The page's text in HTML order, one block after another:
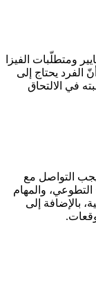
ومتطلّبات الفيزا
الفرد يحتاج إلى
في الالتحاق
التواصل مع
والمهام
بالإضافة إلى